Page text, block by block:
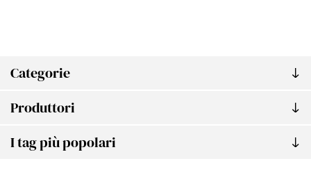
Categorie
Produttori
I tag più popolari